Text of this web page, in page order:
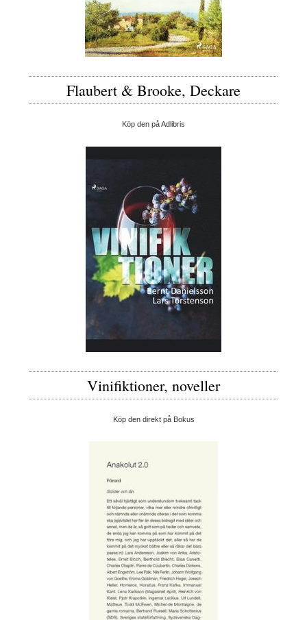
Flaubert & Brooke, Deckare
Köp den på Adlibris
Vinifiktioner, noveller
Köp den direkt på Bokus